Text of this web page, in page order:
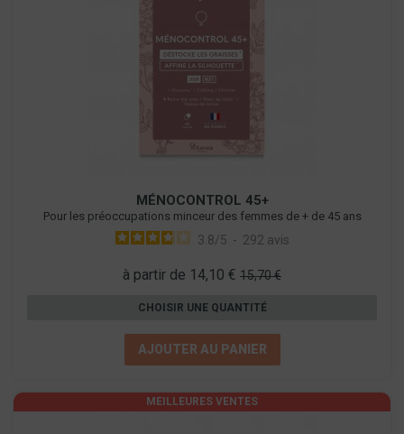
MÉNOCONTROL 45+
Pour les préoccupations minceur des femmes de + de 45 ans
3.8/5 - 292 avis
à partir de 14,10 € 15,70 €
CHOISIR UNE QUANTITÉ
AJOUTER AU PANIER
MEILLEURES VENTES